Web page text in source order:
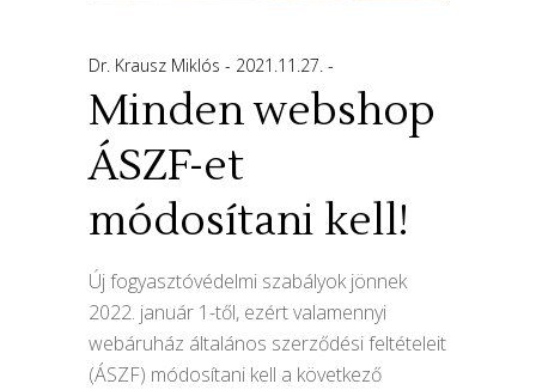
Dr. Krausz Miklós 2021.11.27.
Minden webshop
ÁSZF-et
módosítani kell!
Új fogyasztóvédelmi szabályok jönnek
2022. január 1-től, ezért valamennyi
webáruház általános szerződési feltételeit
(ÁSZF) módosítani kell a következő